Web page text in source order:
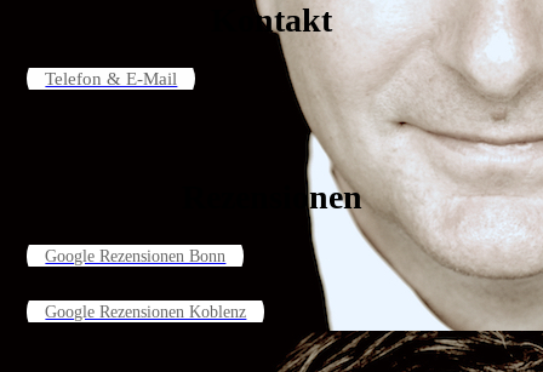
Kontakt
Telefon & E-Mail
Rezensionen
Google Rezensionen Bonn
Google Rezensionen Koblenz